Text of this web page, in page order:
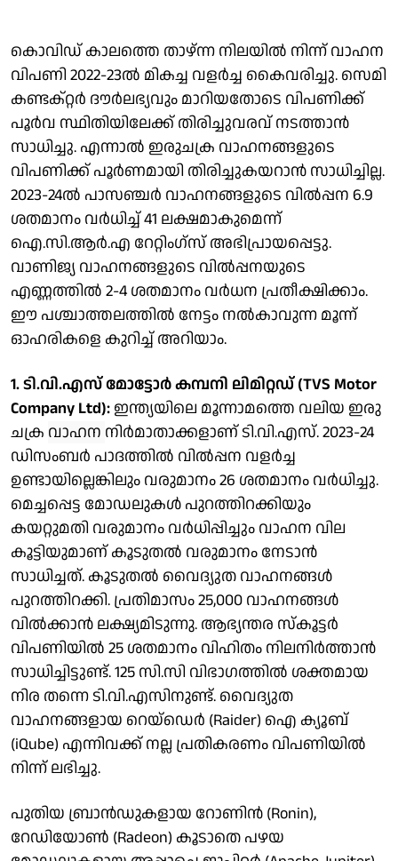
കൊവിഡ് കാലത്തെ താഴ്ന്ന നിലയില്‍ നിന്ന് വാഹന
വിപണി 2022-23ല്‍ മികച്ച വളര്‍ച്ച കൈവരിച്ചു. സെമി
കണ്ടക്റ്റര്‍ ദൗര്‍ലഭ്യവും മാറിയതോടെ വിപണിക്ക്
പൂര്‍വ സ്ഥിതിയിലേക്ക് തിരിച്ചുവരവ് നടത്താന്‍
സാധിച്ചു. എന്നാല്‍ ഇരുചക്ര വാഹനങ്ങളുടെ
വിപണിക്ക് പൂര്‍ണമായി തിരിച്ചുകയറാന്‍ സാധിച്ചില്ല.
2023-24ല്‍ പാസഞ്ചര്‍ വാഹനങ്ങളുടെ വില്‍പ്പന 6.9
ശതമാനം വര്‍ധിച്ച് 41 ലക്ഷമാകുമെന്ന്
ഐ.സി.ആര്‍.എ റേറ്റിംഗ്സ് അഭിപ്രായപ്പെട്ടു.
വാണിജ്യ വാഹനങ്ങളുടെ വില്‍പ്പനയുടെ
എണ്ണത്തില്‍ 2-4 ശതമാനം വര്‍ധന പ്രതീക്ഷിക്കാം.
ഈ പശ്ചാത്തലത്തില്‍ നേട്ടം നല്‍കാവുന്ന മൂന്ന്
ഓഹരികളെ കുറിച്ച് അറിയാം.
1. ടി.വി.എസ് മോട്ടോര്‍ കമ്പനി ലിമിറ്റഡ് (TVS Motor
Company Ltd): ഇന്ത്യയിലെ മൂന്നാമത്തെ വലിയ ഇരു
ചക്ര വാഹന നിര്‍മാതാക്കളാണ് ടി.വി.എസ്. 2023-24
ഡിസംബര്‍ പാദത്തില്‍ വില്‍പ്പന വളര്‍ച്ച
ഉണ്ടായില്ലെങ്കിലും വരുമാനം 26 ശതമാനം വര്‍ധിച്ചു.
മെച്ചപ്പെട്ട മോഡലുകള്‍ പുറത്തിറക്കിയും
കയറ്റുമതി വരുമാനം വര്‍ധിപ്പിച്ചും വാഹന വില
കൂട്ടിയുമാണ് കൂടുതല്‍ വരുമാനം നേടാന്‍
സാധിച്ചത്. കൂടുതല്‍ വൈദ്യുത വാഹനങ്ങള്‍
പുറത്തിറക്കി. പ്രതിമാസം 25,000 വാഹനങ്ങള്‍
വില്‍ക്കാന്‍ ലക്ഷ്യമിടുന്നു. ആഭ്യന്തര സ്‌കൂട്ടര്‍
വിപണിയില്‍ 25 ശതമാനം വിഹിതം നിലനിര്‍ത്താന്‍
സാധിച്ചിട്ടുണ്ട്. 125 സി.സി വിഭാഗത്തില്‍ ശക്തമായ
നിര തന്നെ ടി.വി.എസിനുണ്ട്. വൈദ്യുത
വാഹനങ്ങളായ റെയ്ഡെര്‍ (Raider) ഐ ക്യൂബ്
(iQube) എന്നിവക്ക് നല്ല പ്രതികരണം വിപണിയില്‍
നിന്ന് ലഭിച്ചു.
പുതിയ ബ്രാന്‍ഡുകളായ റോണിന്‍ (Ronin),
റേഡിയോണ്‍ (Radeon) കൂടാതെ പഴയ